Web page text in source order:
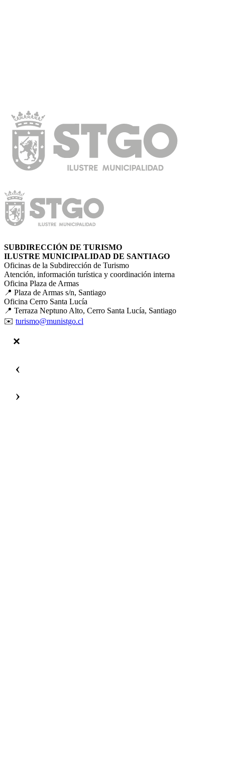
SUBDIRECCIÓN DE TURISMO
ILUSTRE MUNICIPALIDAD DE SANTIAGO
Oficinas de la Subdirección de Turismo
Atención, información turística y coordinación interna
Oficina Plaza de Armas
📍 Plaza de Armas s/n, Santiago
Oficina Cerro Santa Lucía
📍 Terraza Neptuno Alto, Cerro Santa Lucía, Santiago
✉️ turismo@munistgo.cl
‹
›